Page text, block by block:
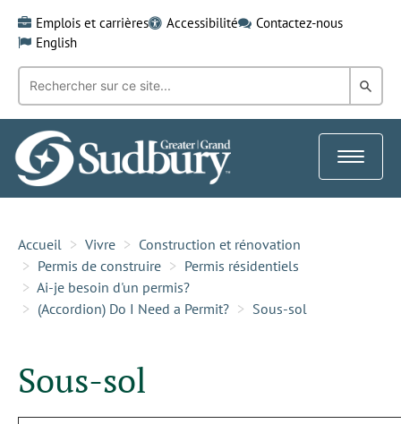
content
Emplois et carrières Accessibilité
Contactez-nous
English
Recherche
mot-
clé:
dans
Toggle
Accueil Vivre
Construction et rénovation
Permis de construire
Permis résidentiels
Ai-je besoin d'un permis?
(Accordion) Do I Need a Permit?
Sous-sol
Sous-sol